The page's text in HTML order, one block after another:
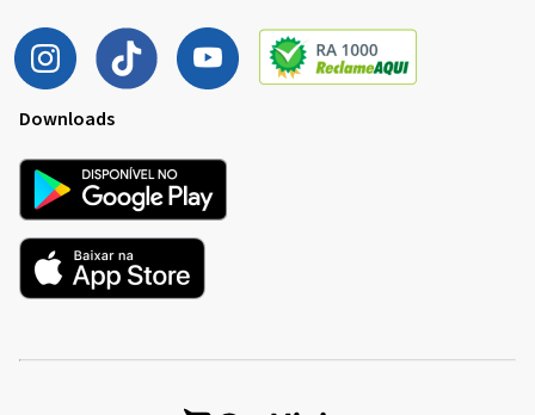
Downloads